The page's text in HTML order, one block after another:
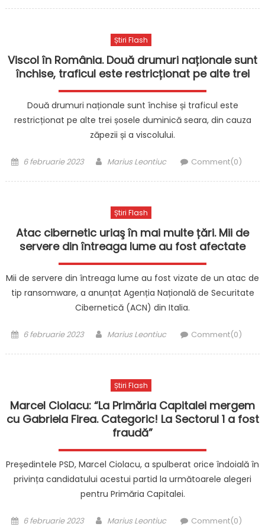
Știri Flash
Viscol în România. Două drumuri naționale sunt
închise, traficul este restricționat pe alte trei
Două drumuri naționale sunt închise și traficul este
restricționat pe alte trei șosele duminică seara, din cauza
zăpezii și a viscolului.
Posted
6 februarie 2023 Author
Marius Leontiuc Comment(0)
Știri Flash
Atac cibernetic uriaş în mai multe țări. Mii de
servere din întreaga lume au fost afectate
Mii de servere din întreaga lume au fost vizate de un atac de
tip ransomware, a anunțat Agenția Națională de Securitate
Cibernetică (ACN) din Italia.
Posted
6 februarie 2023 Author
Marius Leontiuc Comment(0)
Știri Flash
Marcel Ciolacu: “La Primăria Capitalei mergem
cu Gabriela Firea. Categoric! La Sectorul 1 a fost
fraudă”
Președintele PSD, Marcel Ciolacu, a spulberat orice îndoială în
privința candidatului acestui partid la următoarele alegeri
pentru Primăria Capitalei.
Posted
6 februarie 2023 Author
Marius Leontiuc Comment(0)